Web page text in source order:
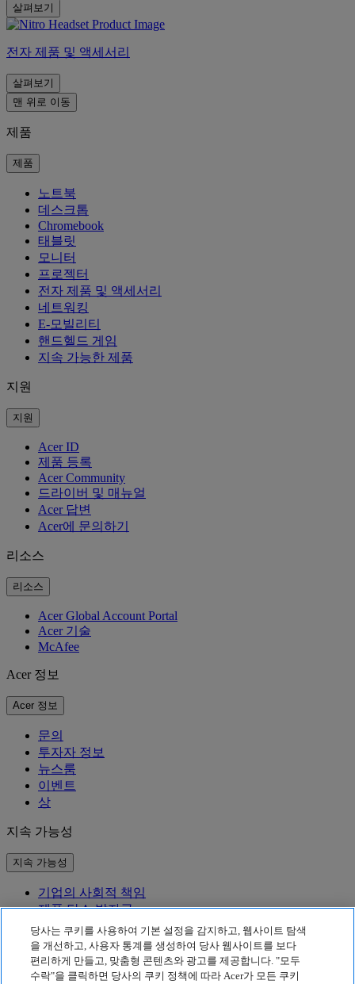
살펴보기
전자 제품 및 액세서리
살펴보기
맨 위로 이동
제품
제품
노트북
데스크톱
Chromebook
태블릿
모니터
프로젝터
전자 제품 및 액세서리
네트워킹
E-모빌리티
핸드헬드 게임
지속 가능한 제품
지원
지원
Acer ID
제품 등록
Acer Community
드라이버 및 매뉴얼
Acer 답변
Acer에 문의하기
리소스
리소스
Acer Global Account Portal
Acer 기술
McAfee
Acer 정보
Acer 정보
문의
투자자 정보
뉴스룸
이벤트
상
지속 가능성
지속 가능성
기업의 사회적 책임
제품 탄소 발자국
Project Humanity
Earthion
개인정보 처리방침
당사는 쿠키를 사용하여 기본 설정을 감지하고, 웹사이트 탐색
을 개선하고, 사용자 통계를 생성하여 당사 웹사이트를 보다
편리하게 만들고, 맞춤형 콘텐츠와 광고를 제공합니다. "모두
수락"을 클릭하면 당사의 쿠키 정책에 따라 Acer가 모든 쿠키